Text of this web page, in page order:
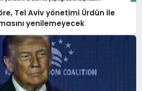
Tel Aviv yönetimi Ürdün ile
yenilemeyecek